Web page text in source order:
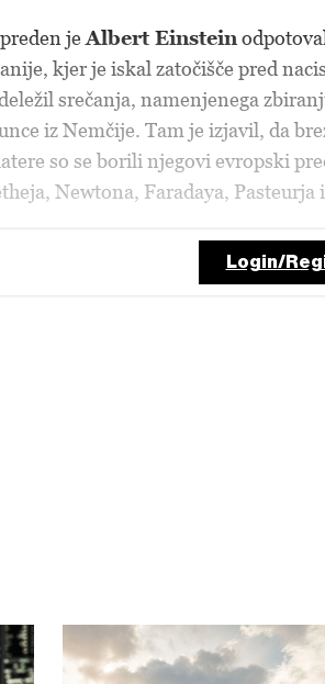
jeAlbert Einstein
kjer je iskal zatočišče pred
srečanja, namenjenega
iz Nemčije. Tam je izjavil, da
so se borili njegovi evropski
Newtona, Faradaya, Pasteurja
Login/